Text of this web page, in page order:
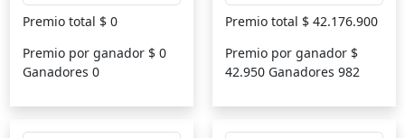
Premio total $ 0
Premio por ganador $ 0
Ganadores 0
Premio total $ 42.176.900
Premio por ganador $
42.950 Ganadores 982